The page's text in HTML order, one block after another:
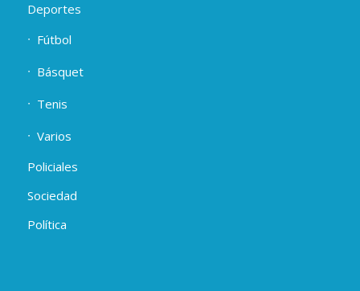
Deportes
Fútbol
Básquet
Tenis
Varios
Policiales
Sociedad
Política